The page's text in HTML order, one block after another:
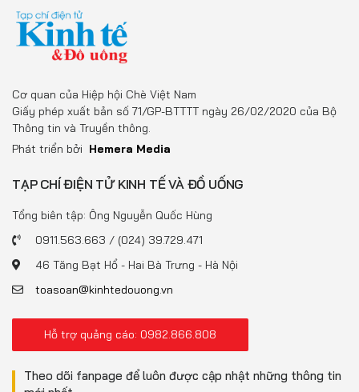
Cơ quan của Hiệp hội Chè Việt Nam
Giấy phép xuất bản số 71/GP-BTTTT ngày 26/02/2020 của Bộ
Thông tin và Truyền thông.
Phát triển bởi Hemera Media
TẠP CHÍ ĐIỆN TỬ KINH TẾ VÀ ĐỒ UỐNG
Tổng biên tập: Ông Nguyễn Quốc Hùng
0911.563.663 / (024) 39.729.471
46 Tăng Bạt Hổ - Hai Bà Trưng - Hà Nội
toasoan@kinhtedouong.vn
Hỗ trợ quảng cáo: 0982.866.808
Theo dõi fanpage để luôn được cập nhật những thông tin